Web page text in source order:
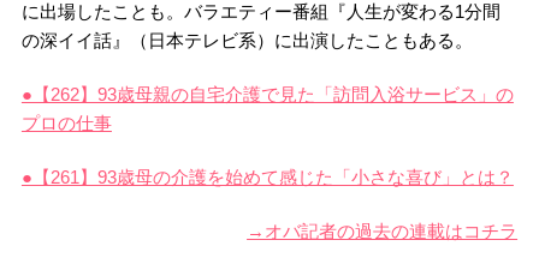
に出場したことも。バラエティー番組『人生が変わる1分間
の深イイ話』（日本テレビ系）に出演したこともある。
●【262】93歳母親の自宅介護で見た「訪問入浴サービス」の
プロの仕事
●【261】93歳母の介護を始めて感じた「小さな喜び」とは？
→オバ記者の過去の連載はコチラ